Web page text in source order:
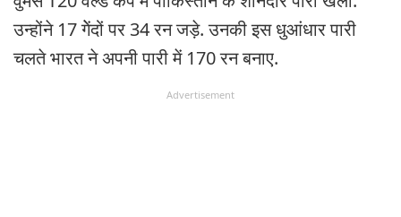
उन्होंने 17 गेेंदों पर 34 रन जड़े. उनकी इस धुआंधार पारी
चलते भारत ने अपनी पारी में 170 रन बनाए.
Advertisement